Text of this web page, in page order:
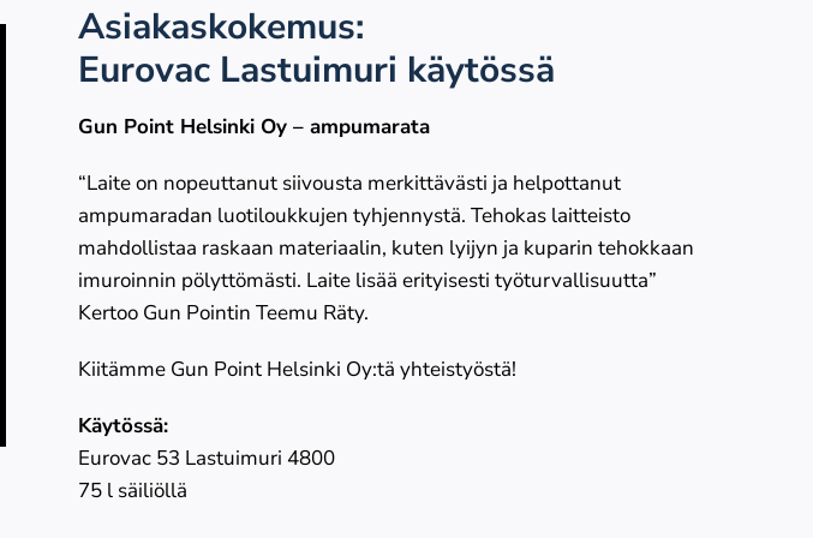
Asiakaskokemus:
Eurovac Lastuimuri käytössä
Gun Point Helsinki Oy – ampumarata
“Laite on nopeuttanut siivousta merkittävästi ja helpottanut
ampumaradan luotiloukkujen tyhjennystä. Tehokas laitteisto
mahdollistaa raskaan materiaalin, kuten lyijyn ja kuparin tehokkaan
imuroinnin pölyttömästi. Laite lisää erityisesti työturvallisuutta”
Kertoo Gun Pointin Teemu Räty.
Kiitämme Gun Point Helsinki Oy:tä yhteistyöstä!
Käytössä:
Eurovac 53 Lastuimuri 4800
75 l säiliöllä